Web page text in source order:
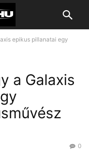
epikus pillanatai egy
a Galaxis
0